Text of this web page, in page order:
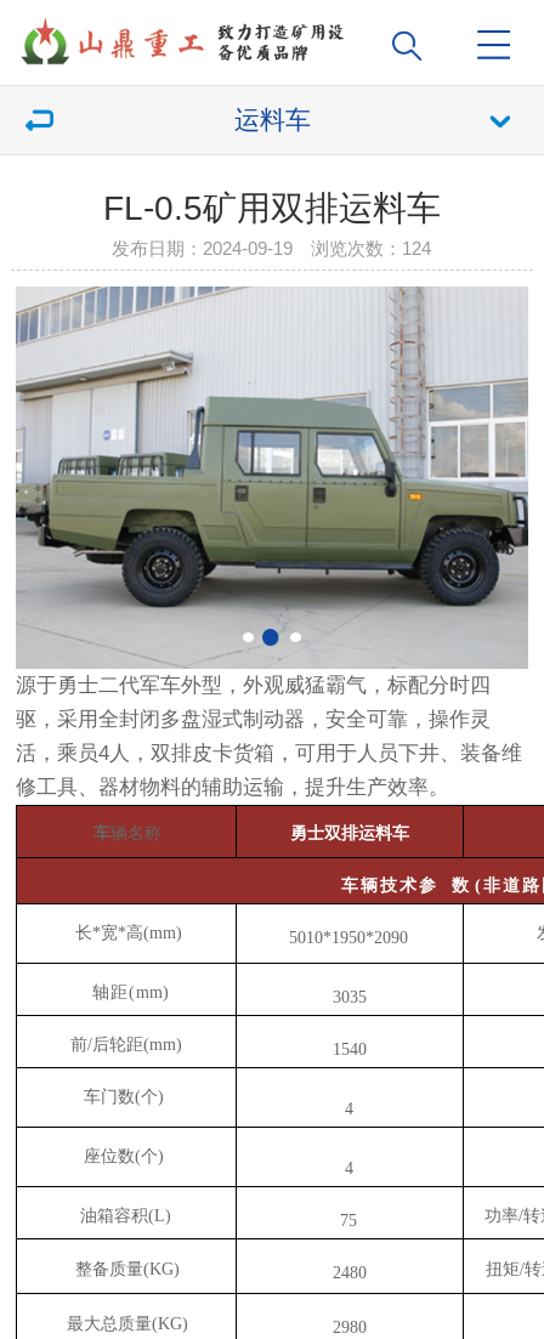
运料车
FL-0.5矿用双排运料车
发布日期：2024-09-19 浏览次数： 124
源于勇士二代军车外型，外观威猛霸气，标配分时四
驱，采用全封闭多盘湿式制动器，安全可靠，操作灵
活，乘员4人，双排皮卡货箱，可用于人员下井、装备维
修工具、器材物料的辅助运输，提升生产效率。
车辆名称 勇士双排运料车
车 辆 技 术 参 数 ( 非 道 路
长*宽*高(mm) 5010*1950*2090
轴距(mm) 3035
前/后轮距(mm) 1540
车门数(个)
4
座位数(个)
4
油箱容积(L) 75 功率/
整备质量(KG) 2480 扭矩/
最大总质量(KG) 2980